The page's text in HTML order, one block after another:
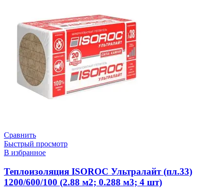
Сравнить
Быстрый просмотр
В избранное
Теплоизоляция ISOROC Ультралайт (пл.33)
1200/600/100 (2.88 м2; 0.288 м3; 4 шт)